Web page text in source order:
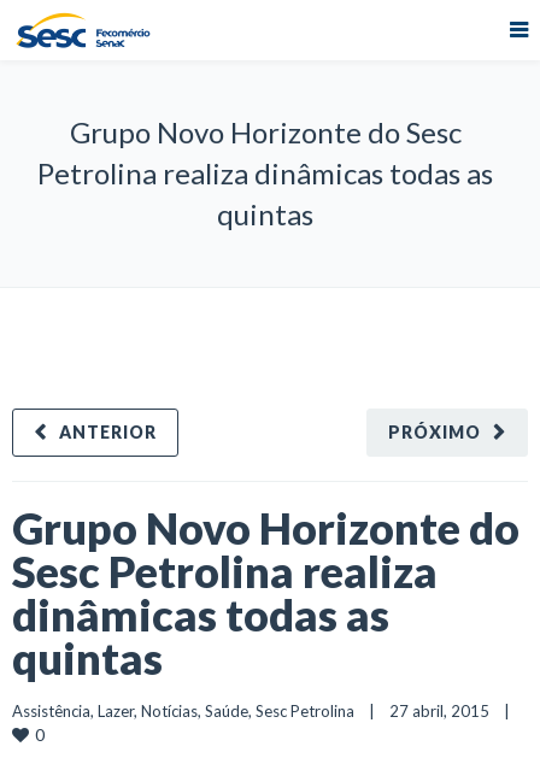
Grupo Novo Horizonte do Sesc
Petrolina realiza dinâmicas todas as
quintas
PRÓXIMO
ANTERIOR
Grupo Novo Horizonte do
Sesc Petrolina realiza
dinâmicas todas as
quintas
Assistência, Lazer, Notícias, Saúde, Sesc Petrolina
0